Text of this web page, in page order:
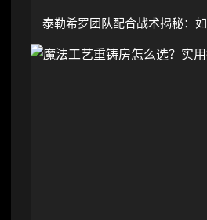
泰勒希罗团队配合战术揭秘：如